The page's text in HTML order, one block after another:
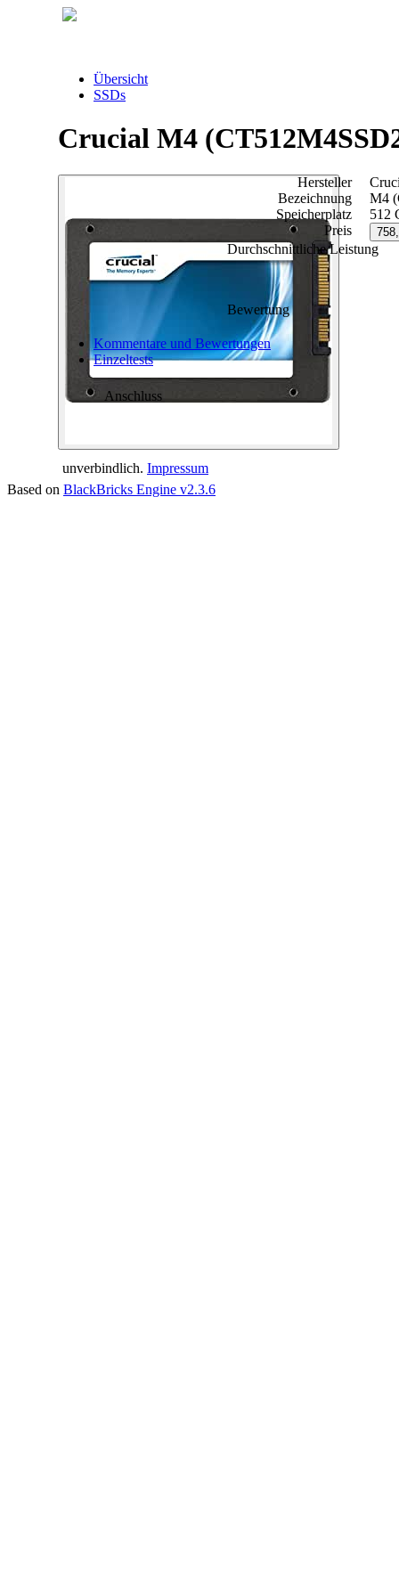
Übersicht
SSDs
Crucial M4
Hersteller
Bezeichnung
M4
Speicherplatz
512
Preis
Durchschnittliche Leistung
Bewertung
Kommentare und Bewertungen
Einzeltests
Anschluss
unverbindlich. Impressum
Based on BlackBricks Engine v2.3.6